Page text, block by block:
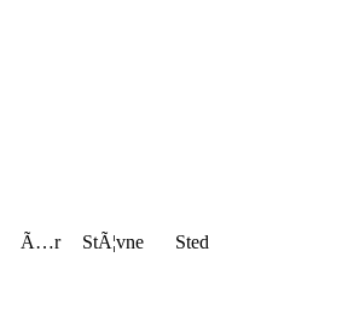
Ã…r StÃ¦vne
Sted